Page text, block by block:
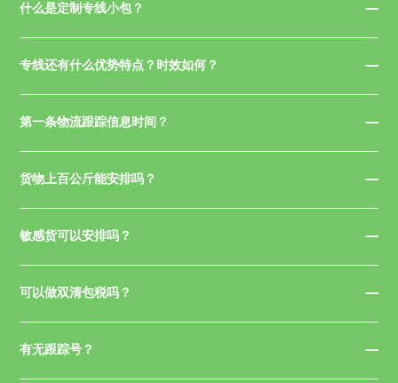
什么是定制专线小包？
专线还有什么优势特点？时效如何？
第一条物流跟踪信息时间？
货物上百公斤能安排吗？
敏感货可以安排吗？
可以做双清包税吗？
有无跟踪号？